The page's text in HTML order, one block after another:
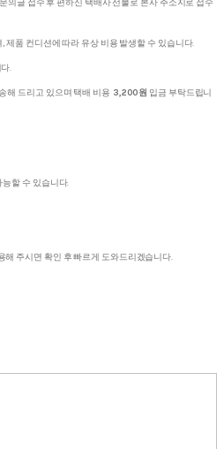
의글 접수 후 편하신 택배사 선불로 본사 주소지로 접수
제품 컨디션에 따라 유상 비용 발생할 수 있습니다.
.
해 드리고 있으며 택배 비용3,200원 입금 부탁드립니
할 수 있습니다.
주시면 확인 후 빠르게 도와드리겠습니다.